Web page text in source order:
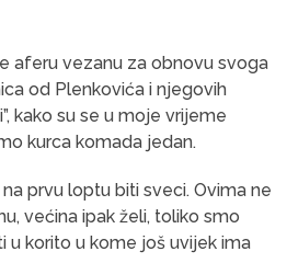
aferu vezanu za obnovu svoga
od Plenkovića i njegovih
kako su se u moje vrijeme
kurca komada jedan.
prvu loptu biti sveci. Ovima ne
većina ipak želi, toliko smo
u korito u kome još uvijek ima